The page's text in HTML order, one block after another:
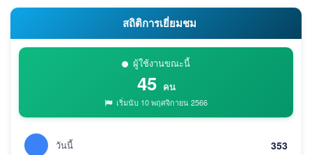
สถิติการเยี่ยมชม
ผู้ใช้งานขณะนี้
45 คน
เริ่มนับ 10 พฤศจิกายน 2566
วันนี้ 353